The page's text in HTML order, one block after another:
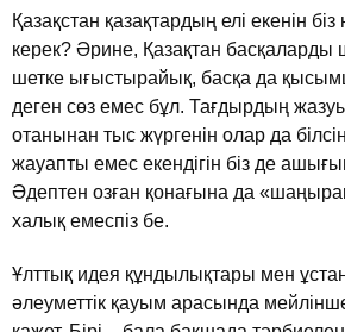
Қазақстан қазақтардың елi екенiн
керек? Әрине, Қазақтан
шетке ығыстырайық, басқа да
деген сөз емес бұл. Тағдырдың
отанынан тыс жүргенiн олар да
жауапты емес екендiгiн бiз де
Әдептен озған қонағына да
халық емеспiз бе.
Ұлттық идея құндылықтары мен
әлеуметтiк қауым арасында